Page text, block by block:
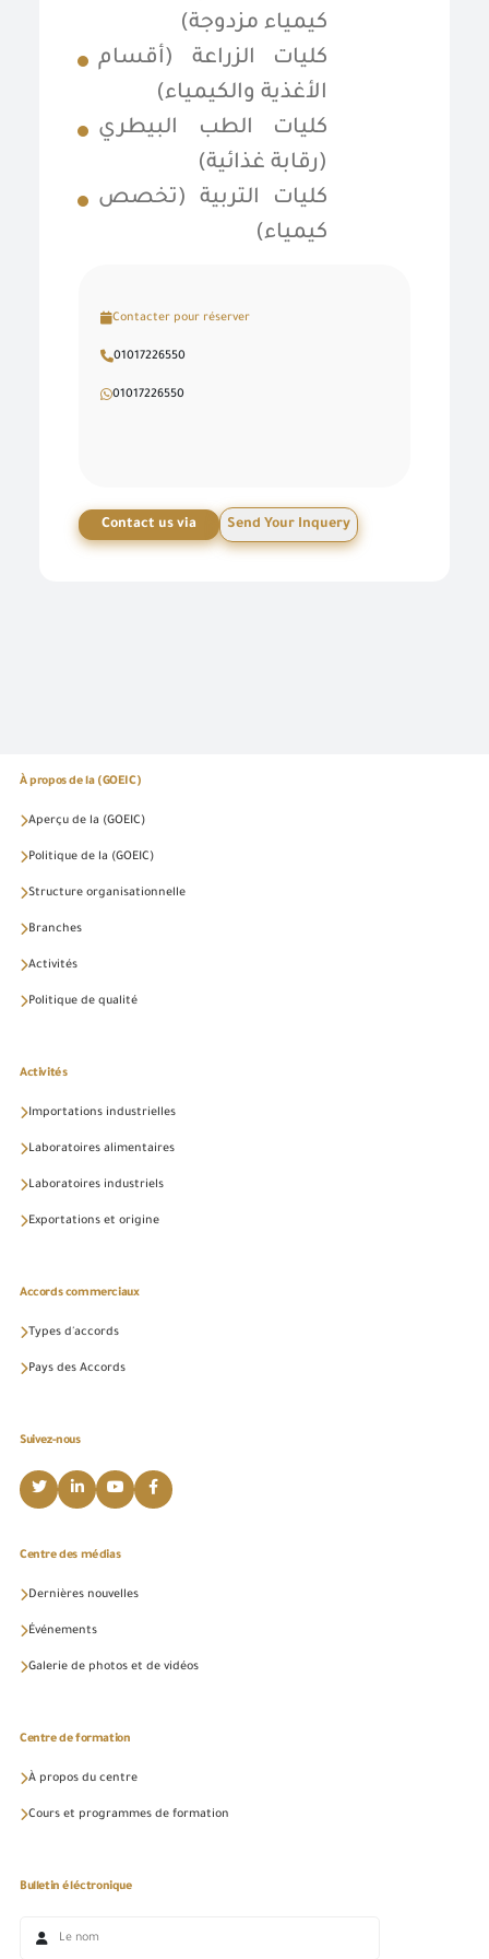
كيمياء مزدوجة)
كليات الزراعة (أقسام
الأغذية والكيمياء)
كليات الطب البيطري
(رقابة غذائية)
كليات التربية (تخصص
كيمياء)
Contacter pour réserver
01017226550
01017226550
Contact us via Send Your Inquery
À propos de la (GOEIC)
Aperçu de la (GOEIC)
Politique de la (GOEIC)
Structure organisationnelle
Branches
Activités
Politique de qualité
Activités
Importations industrielles
Laboratoires alimentaires
Laboratoires industriels
Exportations et origine
Accords commerciaux
Types d'accords
Pays des Accords
Suivez-nous
Centre des médias
Dernières nouvelles
Événements
Galerie de photos et de vidéos
Centre de formation
À propos du centre
Cours et programmes de formation
Bulletin éléctronique